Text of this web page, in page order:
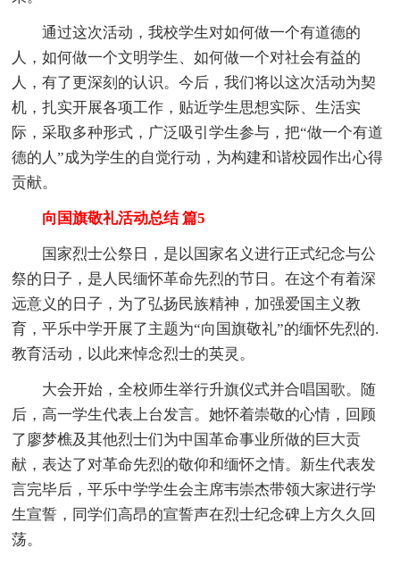
通过这次活动，我校学生对如何做一个有道德的
人，如何做一个文明学生、如何做一个对社会有益的
人，有了更深刻的认识。今后，我们将以这次活动为契
机，扎实开展各项工作，贴近学生思想实际、生活实
际，采取多种形式，广泛吸引学生参与，把“做一个有道
德的人”成为学生的自觉行动，为构建和谐校园作出心得
贡献。
向国旗敬礼活动总结 篇5
国家烈士公祭日，是以国家名义进行正式纪念与公
祭的日子，是人民缅怀革命先烈的节日。在这个有着深
远意义的日子，为了弘扬民族精神，加强爱国主义教
育，平乐中学开展了主题为“向国旗敬礼”的缅怀先烈的.
教育活动，以此来悼念烈士的英灵。
大会开始，全校师生举行升旗仪式并合唱国歌。随
后，高一学生代表上台发言。她怀着崇敬的心情，回顾
了廖梦樵及其他烈士们为中国革命事业所做的巨大贡
献，表达了对革命先烈的敬仰和缅怀之情。新生代表发
言完毕后，平乐中学学生会主席韦崇杰带领大家进行学
生宣誓，同学们高昂的宣誓声在烈士纪念碑上方久久回
荡。